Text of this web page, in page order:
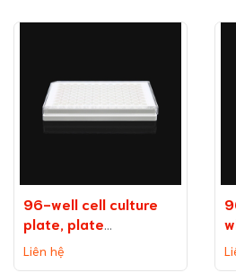
96-well cell culture
plate, plate
on background
(without TC
Liên hệ